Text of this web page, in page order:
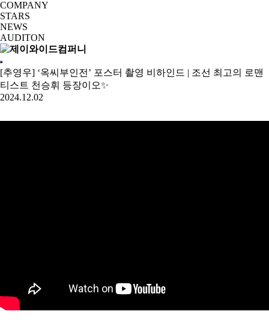
COMPANY
STARS
NEWS
AUDITON
[추영우] ‘옥씨부인전’ 포스터 촬영 비하인드 | 조선 최고의 로맨
티스트 천승휘 등장이오✨
2024.12.02